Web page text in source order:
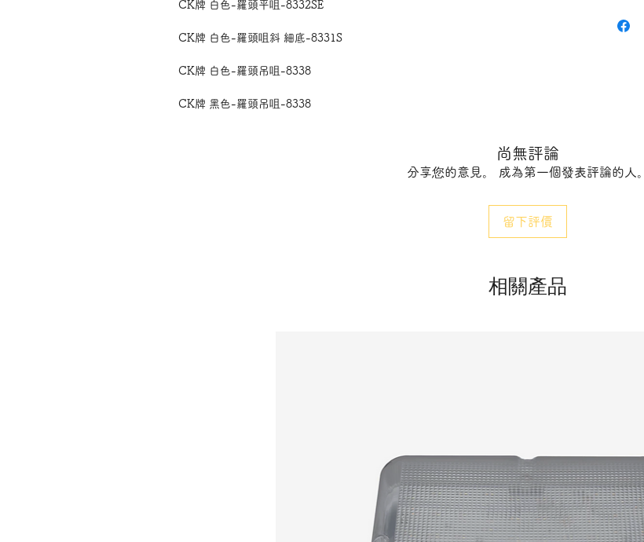
CK牌 白色-羅頭平咀-8332SE
CK牌 白色-羅頭咀斜 細底-8331S
CK牌 白色-羅頭吊咀-8338
CK牌 黑色-羅頭吊咀-8338
尚無評論
分享您的意見。 成為第一個發表評論的人。
留下評價
相關產品